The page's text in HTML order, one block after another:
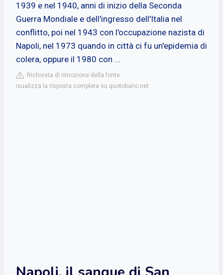
1939 e nel 1940, anni di inizio della Seconda
Guerra Mondiale e dell'ingresso dell'Italia nel
conflitto, poi nel 1943 con l'occupazione nazista di
Napoli, nel 1973 quando in città ci fu un'epidemia di
colera, oppure il 1980 con ...
Richiesta di rimozione della fonte
isualizza la risposta completa su quotidiano.net